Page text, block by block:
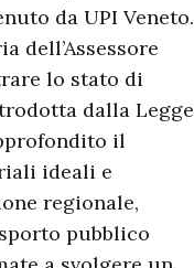
da UPI Veneto.
dell’Assessore
lo stato di
dalla Legge
il
ideali e
regionale,
pubblico